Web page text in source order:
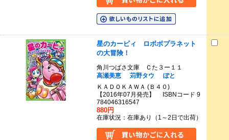
星のカービィ ロボボプラネット
の大冒険！
角川つばさ文庫 Ｃた３ー１１
高瀬美恵
苅野タウ
ぽと
ＫＡＤＯＫＡＷＡ (Ｂ４０)
【2016年07月発売】 ISBNコード 9
784046316547
880円
在庫状況：在庫あり（1～2日で出荷）